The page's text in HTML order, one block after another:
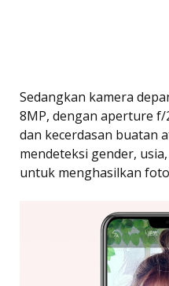
Sedangkan kamera
8MP, dengan aperture
dan kecerdasan buatan
mendeteksi gender,
untuk menghasilkan